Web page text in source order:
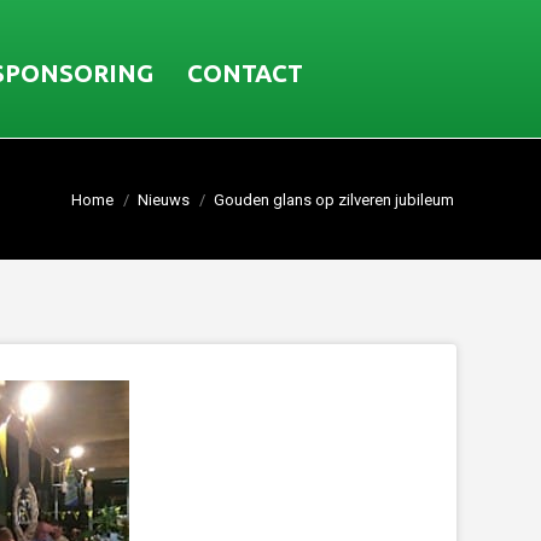
CONTACT
Home Nieuws Gouden glans op zilveren jubileum